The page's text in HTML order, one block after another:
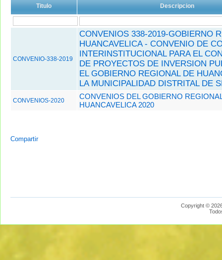
Titulo Descripcion
CONVENIO-338-2019
CONVENIOS 338-2019-GOBIERNO
HUANCAVELICA - CONVENIO DE
INTERINSTITUCIONAL PARA EL
DE PROYECTOS DE INVERSION
EL GOBIERNO REGIONAL DE
LA MUNICIPALIDAD DISTRITAL DE
CONVENIOS-2020
CONVENIOS DEL GOBIERNO
HUANCAVELICA 2020
Compartir
Copyright ©